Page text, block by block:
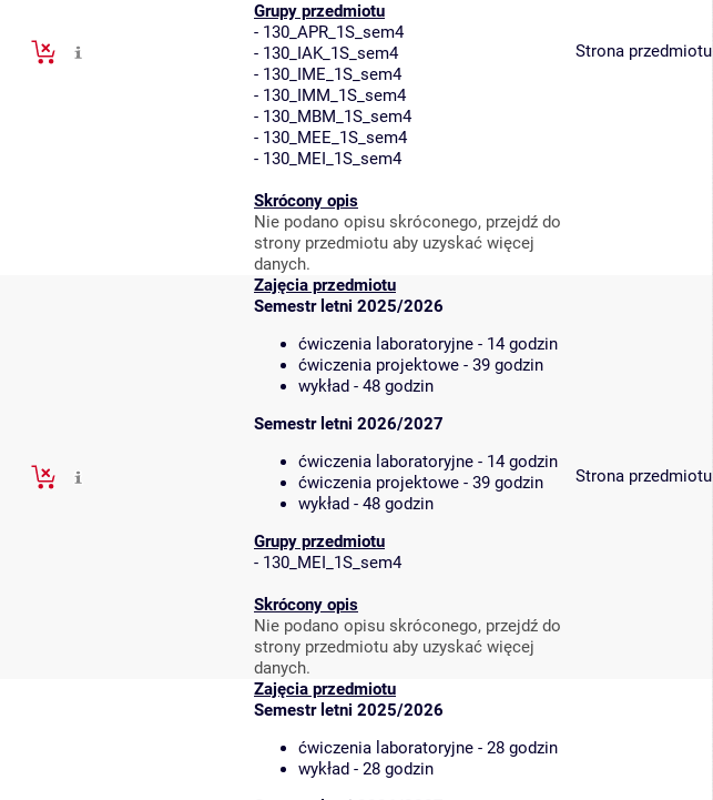
Grupy przedmiotu
- 130_APR_1S_sem4
- 130_IAK_1S_sem4
- 130_IME_1S_sem4
- 130_IMM_1S_sem4
- 130_MBM_1S_sem4
- 130_MEE_1S_sem4
- 130_MEI_1S_sem4
Skrócony opis
Nie podano opisu skróconego, przejdź do
strony przedmiotu aby uzyskać więcej
danych.
Strona przedmiotu
Zajęcia przedmiotu
Semestr letni 2025/2026
ćwiczenia laboratoryjne - 14 godzin
ćwiczenia projektowe - 39 godzin
wykład - 48 godzin
Semestr letni 2026/2027
ćwiczenia laboratoryjne - 14 godzin
ćwiczenia projektowe - 39 godzin
wykład - 48 godzin
Grupy przedmiotu
- 130_MEI_1S_sem4
Skrócony opis
Nie podano opisu skróconego, przejdź do
strony przedmiotu aby uzyskać więcej
danych.
Strona przedmiotu
Zajęcia przedmiotu
Semestr letni 2025/2026
ćwiczenia laboratoryjne - 28 godzin
wykład - 28 godzin